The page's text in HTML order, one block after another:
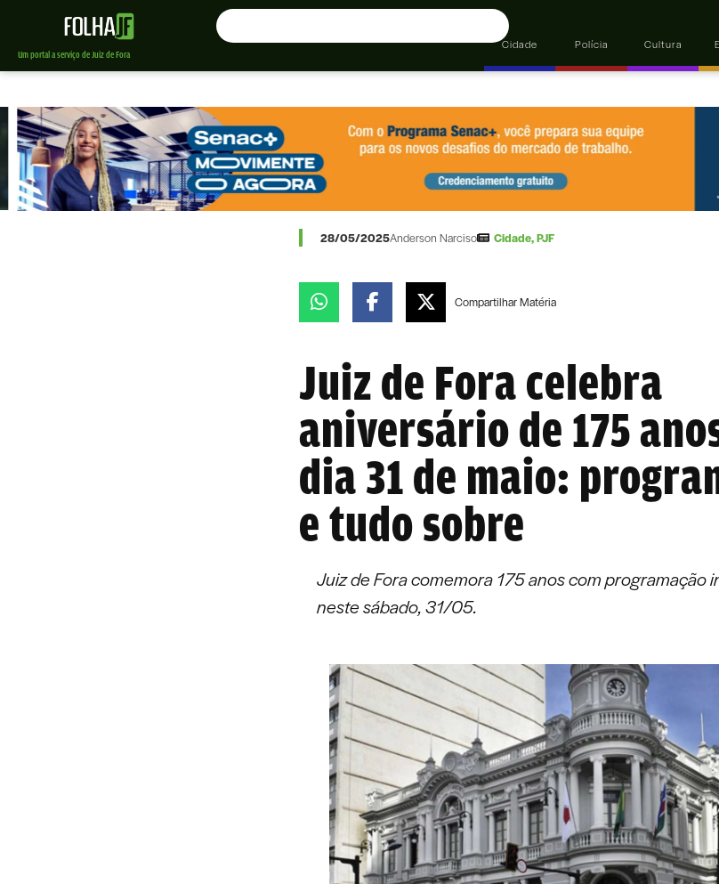
Um portal a serviço de Juiz de Fora
Cidade Polícia Cultura
28/05/2025Anderson Narciso Cidade,PJF
CompartilharMatéria
Juiz de Fora celebra
aniversário de 175
dia 31 de maio:
e tudo sobre
Juiz de Fora comemora 175 anos com programação
neste sábado, 31/05.